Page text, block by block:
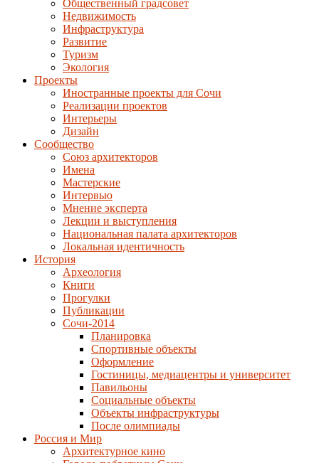
Общественный градсовет
Недвижимость
Инфраструктура
Развитие
Туризм
Экология
Проекты
Иностранные проекты для Сочи
Реализации проектов
Интерьеры
Дизайн
Сообщество
Союз архитекторов
Имена
Мастерские
Интервью
Мнение эксперта
Лекции и выступления
Национальная палата архитекторов
Локальная идентичность
История
Археология
Книги
Прогулки
Публикации
Сочи-2014
Планировка
Спортивные объекты
Оформление
Гостиницы, медиацентры и университет
Павильоны
Социальные объекты
Объекты инфраструктуры
После олимпиады
Россия и Мир
Архитектурное кино